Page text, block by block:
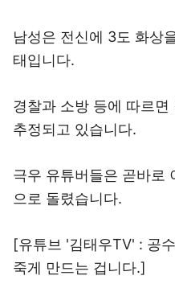
남성은 전신에 3도 화상
태입니다.
경찰과 소방 등에 따르
추정되고 있습니다.
극우 유튜버들은 곧바로
으로 돌렸습니다.
[유튜브 '김태우TV' : 공
죽게 만드는 겁니다.]